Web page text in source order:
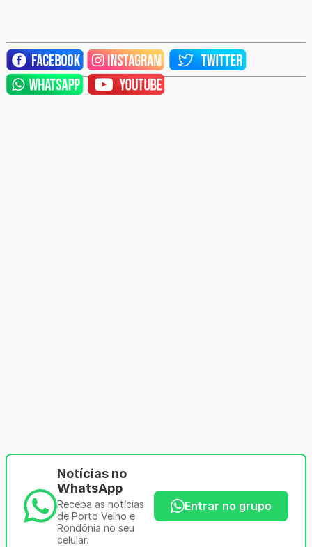
Notícias no
WhatsApp
Receba as notícias
de Porto Velho e
Rondônia no seu
celular.
Entrar no grupo